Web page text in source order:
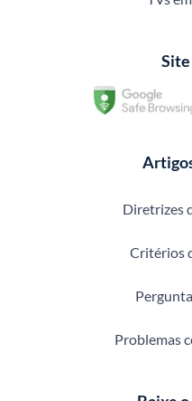
Site
Diretrizes
Critérios
Problemas